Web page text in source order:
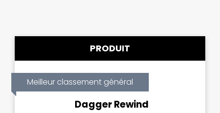
PRODUIT
Meilleur classement général
Dagger Rewind